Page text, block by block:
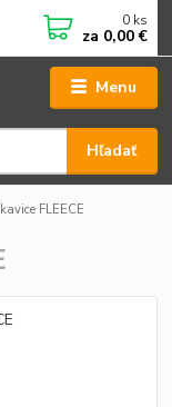
Menu
Hľadať
0 ks
za 0,00 €
FLEECE